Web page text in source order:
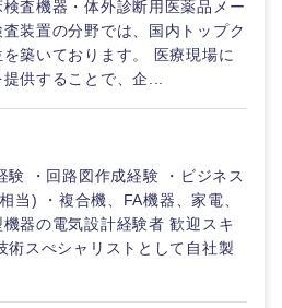
ンク
社宅・家賃補助有
査機器・体外診断用医薬品メー
装置の分野では、国内トップク
築いております。 医療現場に
供することで、企...
験 ・回路図作成経験 ・ビジネス
当) ・複合機、FA機器、家電、
器の電気設計経験者 歓迎スキ
術スぺシャリストとして自社製